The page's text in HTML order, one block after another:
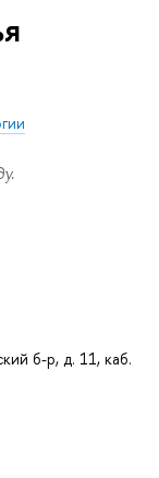
б-р, д. 11, каб.